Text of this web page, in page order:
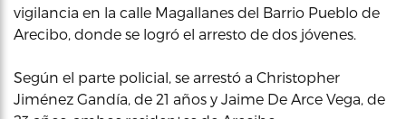
vigilancia en la calle Magallanes del Barrio Pueblo de
Arecibo, donde se logró el arresto de dos jóvenes.
Según el parte policial, se arrestó a Christopher
Jiménez Gandía, de 21 años y Jaime De Arce Vega, de